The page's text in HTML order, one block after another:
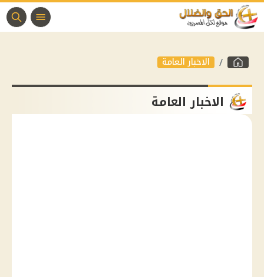
الاخبار العامة
الاخبار العامة